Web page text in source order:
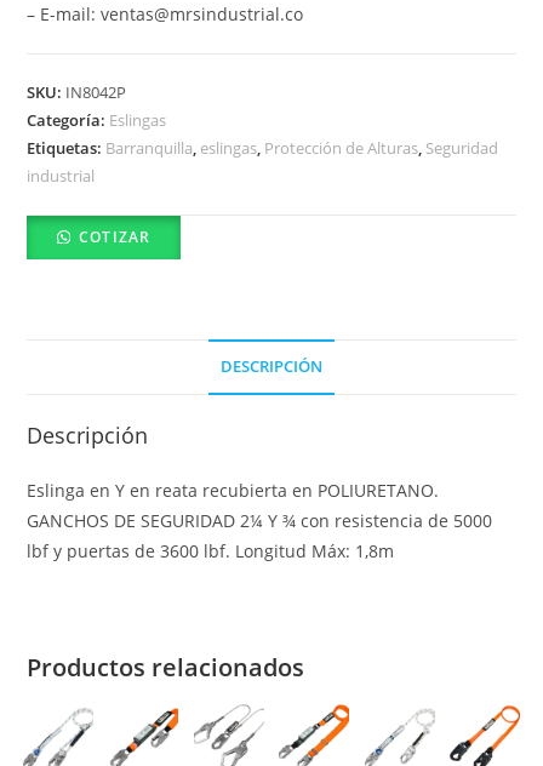
– E-mail: ventas@mrsindustrial.co
SKU: IN8042P
Categoría: Eslingas
Etiquetas: Barranquilla, eslingas, Protección de Alturas, Seguridad
industrial
COTIZAR
DESCRIPCIÓN
Descripción
Eslinga en Y en reata recubierta en POLIURETANO.
GANCHOS DE SEGURIDAD 2¼ Y ¾ con resistencia de 5000
lbf y puertas de 3600 lbf. Longitud Máx: 1,8m
Productos relacionados